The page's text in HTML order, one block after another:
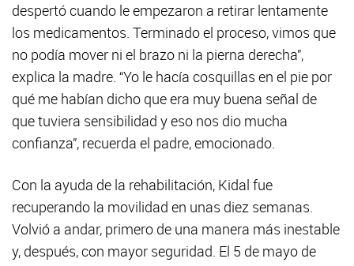
despertó cuando le empezaron a retirar lentamente
los medicamentos. Terminado el proceso, vimos que
no podía mover ni el brazo ni la pierna derecha”,
explica la madre. “Yo le hacía cosquillas en el pie por
qué me habían dicho que era muy buena señal de
que tuviera sensibilidad y eso nos dio mucha
confianza”, recuerda el padre, emocionado.
Con la ayuda de la rehabilitación, Kidal fue
recuperando la movilidad en unas diez semanas.
Volvió a andar, primero de una manera más inestable
y, después, con mayor seguridad. El 5 de mayo de